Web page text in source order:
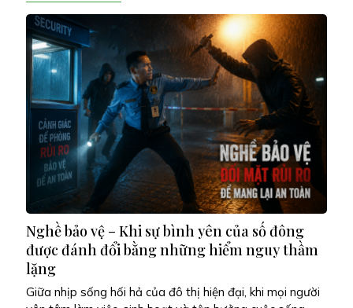
Nghề bảo vệ – Khi sự bình yên của số đông
được đánh đổi bằng những hiểm nguy thầm
lặng
Giữa nhịp sống hối hả của đô thị hiện đại, khi mọi người